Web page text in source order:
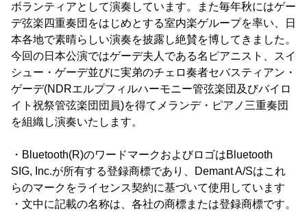
ボランティアとして演奏しています。また毎年秋にはゲー
デ弦楽四重奏団をはじめとする室内楽ゲループを率い、日
本各地で素晴らしい演奏を披露し絶賛を博してきました。
今回の日本公演ではゲーデ夫人である名ピアニスト、スイ
シュー・ゲーデ並びに実弟のチェロ奏者セバスティアン・
ゲーデ(NDRエルプフィルハーモニー管弦楽団及びバイロ
イト祝祭管弦楽団団員)を得てメランデ・ピアノ三重奏団
を組織し演奏いたします。
・Bluetooth(R)のワードマークおよびロゴはBluetooth
SIG, Inc.が所有する登録商標であり、Demant A/Sはこれ
らのマークをライセンス契約に基づいて使用しています
・文中に記載の名称は、各社の商標または登録商標です。